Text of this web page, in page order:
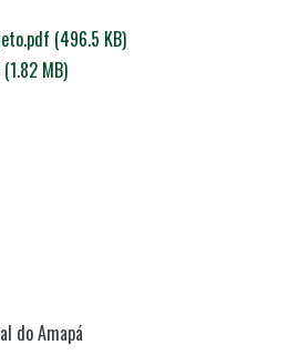
(496.5 KB)
(1.82 MB)
do Amapá